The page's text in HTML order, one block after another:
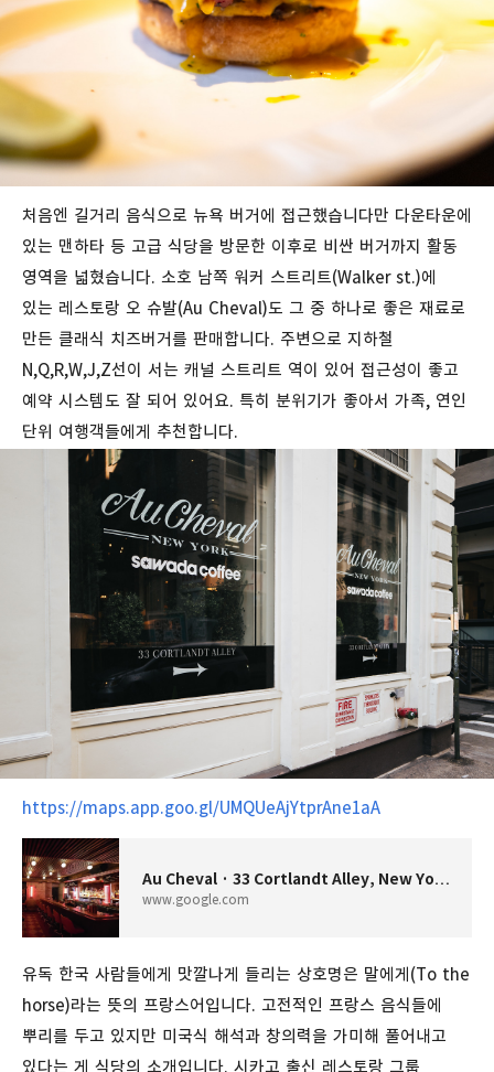
처음엔 길거리 음식으로 뉴욕 버거에 접근했습니다만 다운타운에
있는 맨하타 등 고급 식당을 방문한 이후로 비싼 버거까지 활동
영역을 넓혔습니다. 소호 남쪽 워커 스트리트(Walker st.)에
있는 레스토랑 오 슈발(Au Cheval)도 그 중 하나로 좋은 재료로
만든 클래식 치즈버거를 판매합니다. 주변으로 지하철
N,Q,R,W,J,Z선이 서는 캐널 스트리트 역이 있어 접근성이 좋고
예약 시스템도 잘 되어 있어요. 특히 분위기가 좋아서 가족, 연인
단위 여행객들에게 추천합니다.
https://maps.app.goo.gl/UMQUeAjYtprAne1aA
Au Cheval · 33 Cortlandt Alley, New York, NY 10013 미국
www.google.com
유독 한국 사람들에게 맛깔나게 들리는 상호명은 말에게(To the
horse)라는 뜻의 프랑스어입니다. 고전적인 프랑스 음식들에
뿌리를 두고 있지만 미국식 해석과 창의력을 가미해 풀어내고
있다는 게 식당의 소개입니다. 시카고 출신 레스토랑 그룹